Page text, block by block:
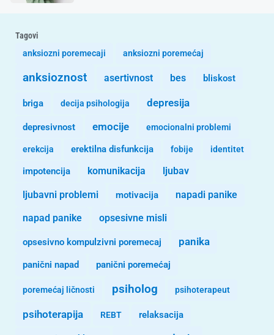
Tagovi
anksiozni poremecaji
anksiozni poremećaj
anksioznost asertivnost bes bliskost
briga decija psihologija depresija
depresivnost emocije emocionalni problemi
erekcija erektilna disfunkcija fobije identitet
impotencija komunikacija ljubav
ljubavni problemi motivacija napadi panike
napad panike opsesivne misli
opsesivno kompulzivni poremecaj panika
panični napad panični poremećaj
poremećaj ličnosti psiholog psihoterapeut
psihoterapija REBT relaksacija